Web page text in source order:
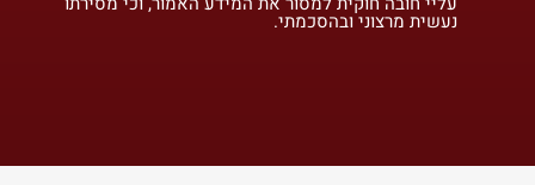
נעשית מרצוני ובהסכמתי.